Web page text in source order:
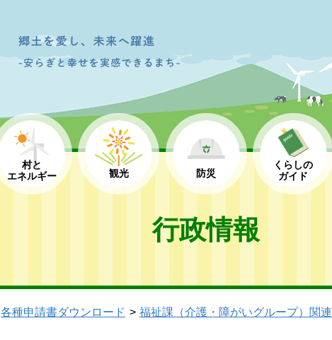
村と
エネルギー
観光 防災
くらしの
ガイド
行政情報
各種申請書ダウンロード 福祉課（介護・障がいグループ）関連